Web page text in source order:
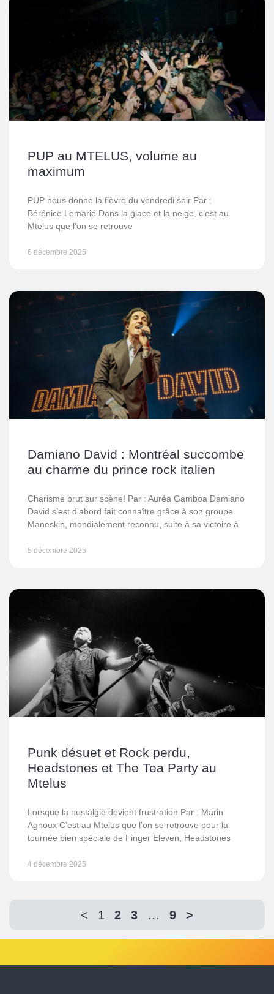
PUP au MTELUS, volume au
maximum
PUP nous donne la fièvre du vendredi soir Par :
Bérénice Lemarié Dans la glace et la neige, c’est au
Mtelus que l’on se retrouve
6 décembre 2025
Damiano David : Montréal succombe
au charme du prince rock italien
Charisme brut sur scène! Par : Auréa Gamboa Damiano
David s’est d’abord fait connaître grâce à son groupe
Maneskin, mondialement reconnu, suite à sa victoire à
5 décembre 2025
Punk désuet et Rock perdu,
Headstones et The Tea Party au
Mtelus
Lorsque la nostalgie devient frustration Par : Marin
Agnoux C’est au Mtelus que l’on se retrouve pour la
tournée bien spéciale de Finger Eleven, Headstones
4 décembre 2025
< 1 2 3 … 9 >